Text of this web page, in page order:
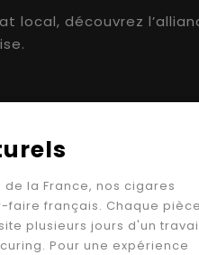
local, découvrez
la France, nos cigares
faire français. Chaque pièce
plusieurs jours d'un
Pour une expérience